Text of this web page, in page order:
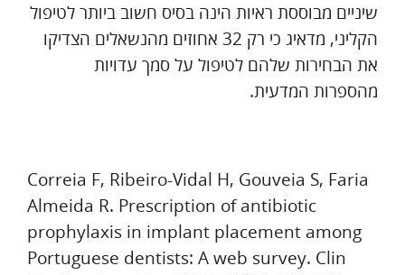
שיניים מבוססת ראיות הינה בסיס חשוב ביותר לטיפול
הקליני, מדאיג כי רק 32 אחוזים מהנשאלים הצדיקו
את הבחירות שלהם לטיפול על סמך עדויות
מהספרות המדעית.
Correia F, Ribeiro-Vidal H, Gouveia S, Faria
Almeida R. Prescription of antibiotic
prophylaxis in implant placement among
Portuguese dentists: A web survey. Clin